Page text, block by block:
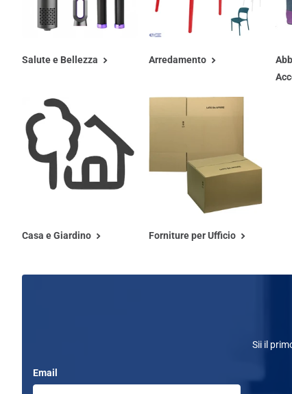
Salute e Bellezza Arredamento
Casa e Giardino Forniture per Ufficio
Sii il
Email